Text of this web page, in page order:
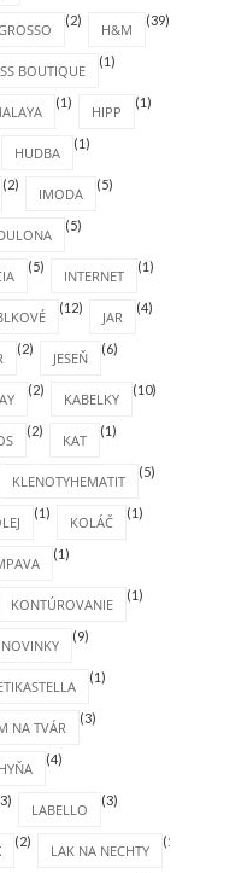
(2)
H&M
(39)
BOUTIQUE
(1)
(1)
HIPP
(1)
HUDBA
(1)
(2)
IMODA
(5)
(5)
(5)
INTERNET
(1)
(12)
JAR
(4)
(2)
JESEŇ
(6)
(2)
KABELKY
(10)
(2)
KAT
(1)
KLENOTYHEMATIT
(5)
(1)
KOLÁČ
(1)
(1)
KONTÚROVANIE
(1)
(9)
(1)
NA TVÁR
(3)
(4)
LABELLO
(3)
(2)
LAK NA NECHTY
(1)